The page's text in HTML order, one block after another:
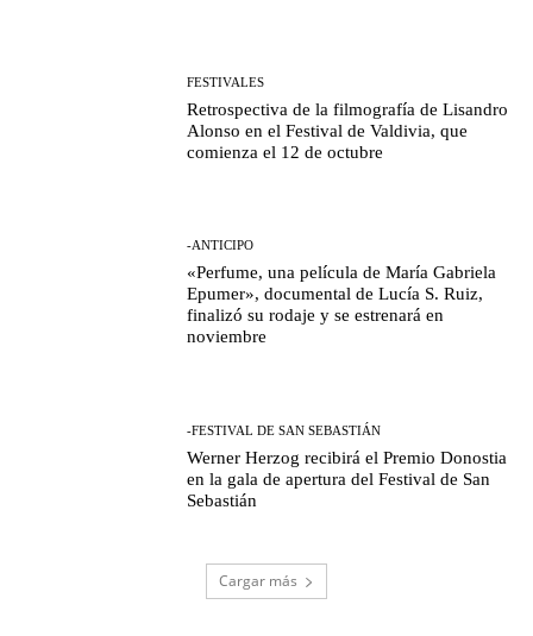
FESTIVALES
Retrospectiva de la filmografía de Lisandro
Alonso en el Festival de Valdivia, que
comienza el 12 de octubre
-ANTICIPO
«Perfume, una película de María Gabriela
Epumer», documental de Lucía S. Ruiz,
finalizó su rodaje y se estrenará en
noviembre
-FESTIVAL DE SAN SEBASTIÁN
Werner Herzog recibirá el Premio Donostia
en la gala de apertura del Festival de San
Sebastián
Cargar más